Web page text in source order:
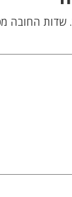
שדות החובה